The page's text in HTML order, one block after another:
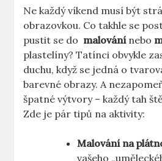
Ne⁢ každý víkend musí⁣ být
obrazovkou. Co takhle se
pustit se do ⁢ malovánínebo
plastelíny? Tatínci obvykle
duchu, když ⁤se jedná‌ o
barevné⁢ obrazy. A
špatné výtvory​ – každý tah
Zde ​je pár tipů ​na aktivity:
Malování na
vašeho⁣